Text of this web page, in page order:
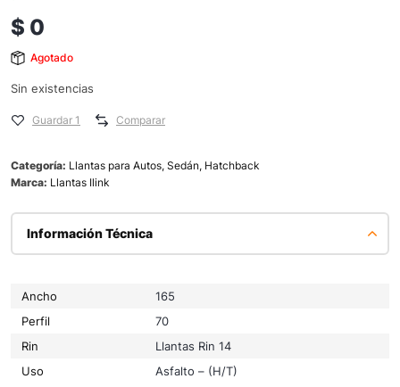
$ 0
Agotado
Sin existencias
Guardar 1 Comparar
Categoría: Llantas para Autos, Sedán, Hatchback
Marca: Llantas Ilink
Información Técnica
Ancho
165
Perfil
70
Rin
Llantas Rin 14
Uso
Asfalto – (H/T)